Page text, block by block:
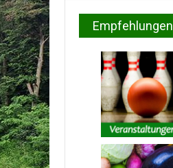
Empfehlungen